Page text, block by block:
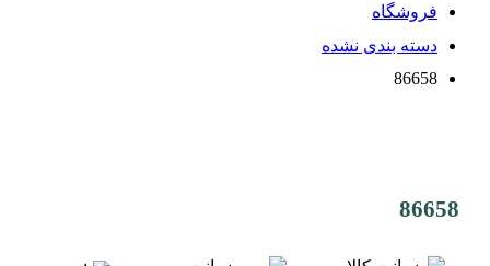
فروشگاه
دسته بندی نشده
86658
86658